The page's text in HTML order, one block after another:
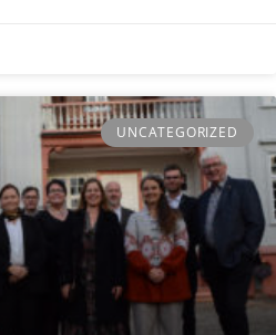
UNCATEGORIZED